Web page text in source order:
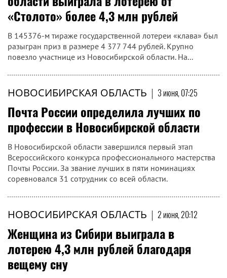
«Столото» более 4,3 млн рублей
В 145376-м тираже государственной лотереи «клава» был
разыгран приз в размере 4 377 744 рублей. Крупно
повезло участнице из Новосибирской области. На...
НОВОСИБИРСКАЯ ОБЛАСТЬ | 3 июня, 07:25
Почта России определила лучших по
профессии в Новосибирской области
В Новосибирской области завершился первый этап
Всероссийского конкурса профессионального мастерства
Почты России. За звание лучших в пяти номинациях
соревновался 31 сотрудник со всей области.
НОВОСИБИРСКАЯ ОБЛАСТЬ | 2 июня, 20:12
Женщина из Сибири выиграла в
лотерею 4,3 млн рублей благодаря
вещему сну